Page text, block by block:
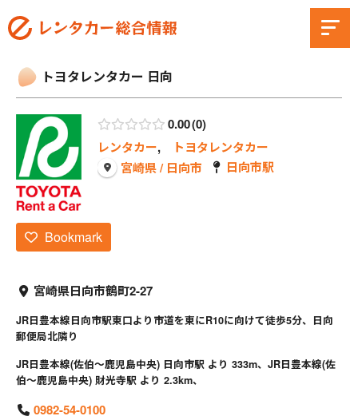
トヨタレンタカー 日向
0.00 0
レンタカー,
トヨタレンタカー
宮崎県 / 日向市
日向市駅
Bookmark
宮崎県日向市鶴町2-27
JR日豊本線日向市駅東口より市道を東にR10に向けて徒歩5分、日向
郵便局北隣り
JR日豊本線(佐伯～鹿児島中央) 日向市駅 より 333m、JR日豊本線(佐
伯～鹿児島中央) 財光寺駅 より 2.3km、
0982-54-0100